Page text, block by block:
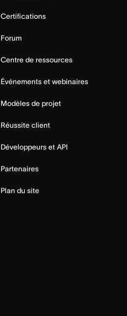
Certifications
Forum
Centre de ressources
Événements et webinaires
Modèles de projet
Réussite client
Développeurs et API
Partenaires
Plan du site